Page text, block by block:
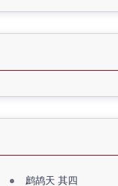
鹧鸪天 其四